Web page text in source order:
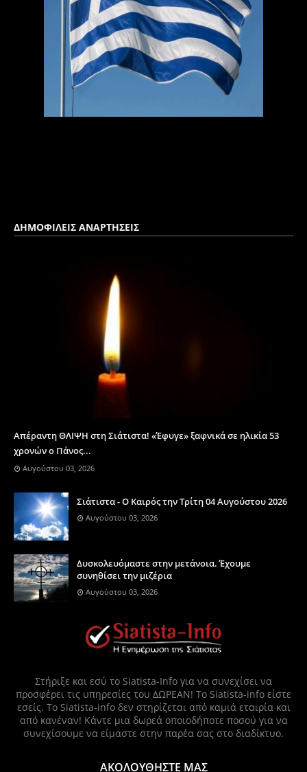
ΔΗΜΟΦΙΛΕΙΣ ΑΝΑΡΤΗΣΕΙΣ
Απέραντη ΘΛΙΨΗ στη Σιάτιστα! «Έφυγε» ξαφνικά σε ηλικία 53
χρονών ο Πάνος...
Αυγούστου 03, 2026
Σιάτιστα - Ο Καιρός την Τρίτη 04 Αυγούστου 2026
Αυγούστου 03, 2026
Δυσκολευόμαστε στην μετάνοια. Έχουμε
συνηθίσει την μιζέρια
Αυγούστου 03, 2026
Στήριξε και εσύ το Siatista-Info για να συνεχίσει να
προσφέρει τις υπηρεσίες του ΔΩΡΕΑΝ! Το Siatista-info είστε
εσείς. Το Siatista-info δεν στηρίζεται από καμιά εταιρία και
από κανέναν! Κάντε μια δωρεά οποιοδήποτε ποσού για να
συνεχίσουμε να είμαστε στην παρέα σας στο διαδίκτυο.
ΑΚΟΛΟΥΘΗΣΤΕ ΜΑΣ